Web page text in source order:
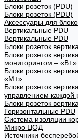
Блоки розеток (PDU)
Блоки розеток (PDU)
Аксессуары для
Вертикальные PDU
Вертикальные PDU
Блоки розеток
Блоки розеток
мониторингом – «В+»
Блоки розеток
«М+»
Блоки розеток
управлением каждой
Блоки розеток
Горизонтальные PDU
Система изоляции
Микро ЦОД
Источники